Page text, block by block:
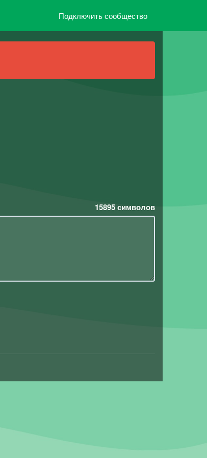
Подключить сообщество
15895символов